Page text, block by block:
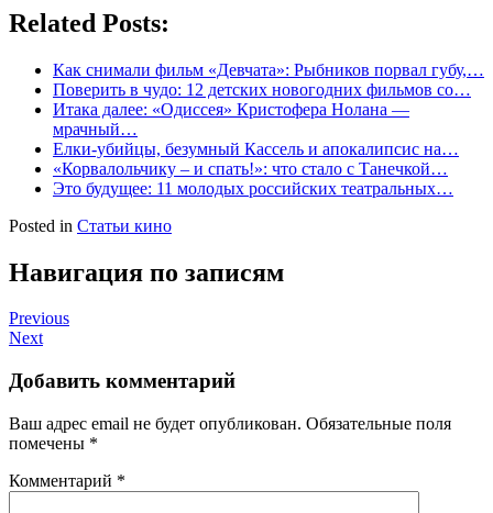
Related Posts:
Как снимали фильм «Девчата»: Рыбников порвал губу,…
Поверить в чудо: 12 детских новогодних фильмов со…
Итака далее: «Одиссея» Кристофера Нолана —
мрачный…
Елки-убийцы, безумный Кассель и апокалипсис на…
«Корвалольчику – и спать!»: что стало с Танечкой…
Это будущее: 11 молодых российских театральных…
Posted in Статьи кино
Навигация по записям
Previous
Next
Добавить комментарий
Ваш адрес email не будет опубликован. Обязательные поля
помечены *
Комментарий *